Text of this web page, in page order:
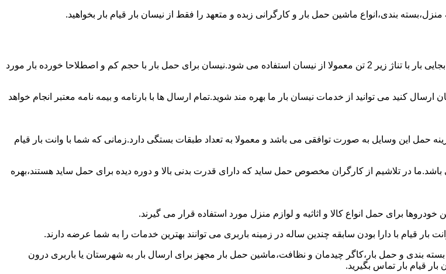
بندی،انواع ماشین حمل بار و کارگرانی زبده و متعهد را فقط از نیسان بار قیام بار بخواهید.
حمل و جابجایی بار با نیسان در نیسان بار قیام بار همه روزه انجام می شود.برای حمل و جابجایی بار با تناژ زیر 2 تن معمولا از نیسان استفاده می شود.نیسان برای حمل بار با حجم کم و اصطلاحا خورده بار مورد
کنید می توانید از خدمات نیسان بار ما بهره مند شوید.تمام ارسال ها با بارنامه و بیمه نامه معتبر انجام خواهد
حمل این وسایل به صورت توافقی می باشد و معمولا به تعداد طبقات بستگی دارد.زمانی که شما با وانت بار قیام
در تلاشیم از کارگران مخصوص حمل ساید که دارای قدرت بدنی بالا و دوره دیده برای حمل ساید هستند،بهره
برای حمل انواع کالا و اثاثیه و لوازم منزل مورد استفاده قرار می گیرند.
قیام با دارا بودن سابقه چندین ساله در زمینه باربری می توانند بهترین خدمات را به شما عرضه دارند.
بندی و حمل بار،کاگر چیدمان و نظافت،ماشین حمل بار مجهز برای ارسال بار به شهرستان یا باربری درون
قیام بار تماس بگیرید.